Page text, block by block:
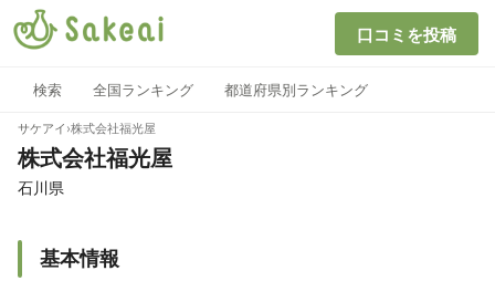
口コミを投稿
検索 全国ランキング 都道府県別ランキング
サケアイ ›株式会社福光屋
株式会社福光屋
石川県
基本情報